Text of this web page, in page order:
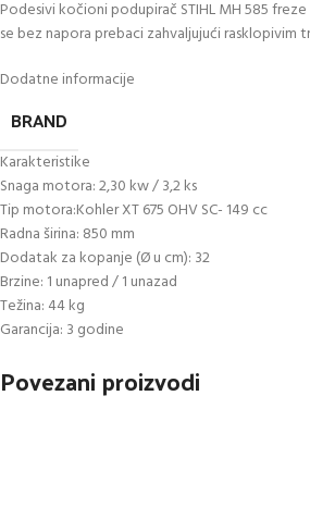
Podesivi kočioni podupirač STIHL MH 585
se bez napora prebaci zahvaljujući
Dodatne informacije
BRAND
Karakteristike
Snaga motora: 2,30 kw / 3,2 ks
Tip motora:Kohler XT 675 OHV SC- 149 cc
Radna širina: 850 mm
Dodatak za kopanje (Ø u cm): 32
Brzine: 1 unapred / 1 unazad
Težina: 44 kg
Garancija: 3 godine
Povezani proizvodi